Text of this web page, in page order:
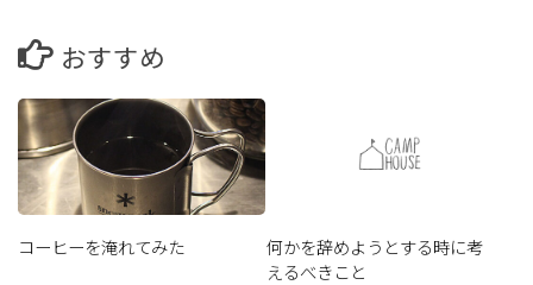
おすすめ
コーヒーを淹れてみた
何かを辞めようとする時に考
えるべきこと